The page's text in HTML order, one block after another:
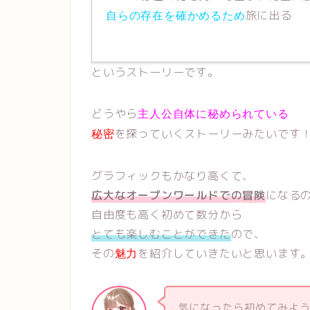
自らの存在を確かめるため旅に出る
というストーリーです。
どうやら 主人公自体に秘められている
秘密を探っていくストーリーみたいです！
グラフィックもかなり高くて、
広大なオープンワールドでの冒険になる
自由度も高く初めて数分から
とても楽しむことができたので、
その魅力 を紹介していきたいと思います。